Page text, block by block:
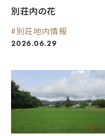
別荘内の花
#別荘地内情報
2026.06.29